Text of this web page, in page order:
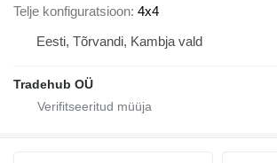
Telje konfiguratsioon 4x4
Eesti, Tõrvandi, Kambja vald
Tradehub OÜ